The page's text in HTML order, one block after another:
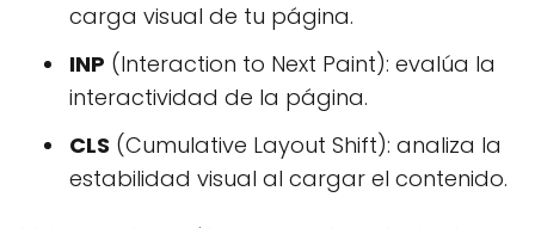
carga visual de tu página.
INP (Interaction to Next Paint): evalúa la
interactividad de la página.
CLS (Cumulative Layout Shift): analiza la
estabilidad visual al cargar el contenido.